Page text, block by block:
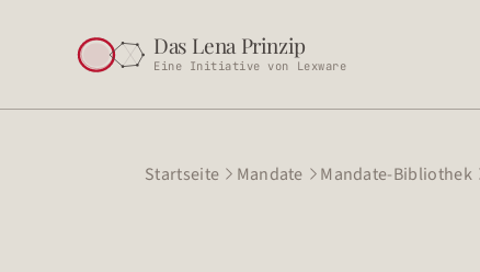
Das Lena Prinzip
Eine Initiative von Lexware
Startseite  Mandate  Mandate-Bibliothek